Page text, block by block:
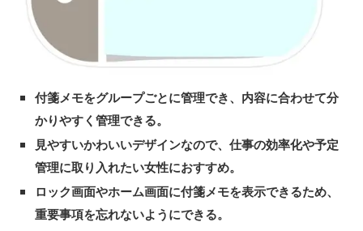
付箋メモをグループごとに管理でき、内容に合わせて分
かりやすく管理できる。
見やすいかわいいデザインなので、仕事の効率化や予定
管理に取り入れたい女性におすすめ。
ロック画面やホーム画面に付箋メモを表示できるため、
重要事項を忘れないようにできる。